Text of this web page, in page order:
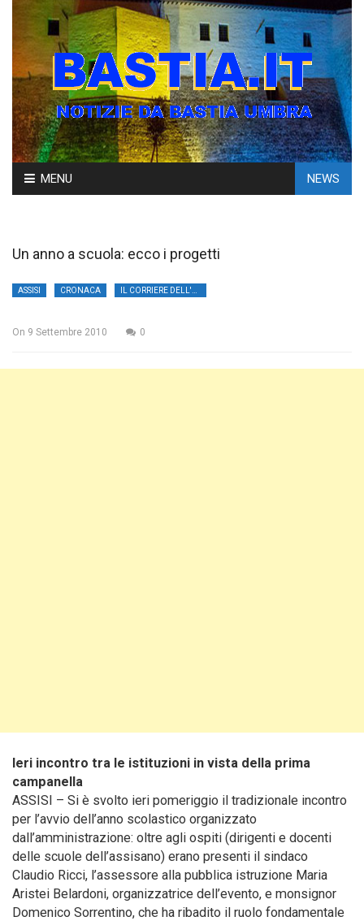
Skip
to
MENU NEWS
Un anno a scuola: ecco i progetti
ASSISI CRONACA
On 9 Settembre 2010 0
Ieri incontro tra le istituzioni in vista della prima
campanella
ASSISI – Si è svolto ieri pomeriggio il tradizionale incontro
per l’avvio dell’anno scolastico organizzato
dall’amministrazione: oltre agli ospiti (dirigenti e docenti
delle scuole dell’assisano) erano presenti il sindaco
Claudio Ricci, l’assessore alla pubblica istruzione Maria
Aristei Belardoni, organizzatrice dell’evento, e monsignor
Domenico Sorrentino, che ha ribadito il ruolo fondamentale